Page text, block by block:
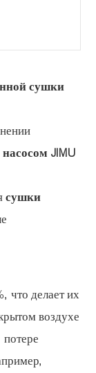
сушки
JIMU
сушки
что делает их
воздухе